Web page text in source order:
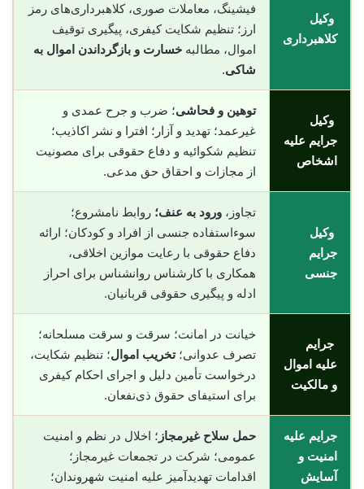
وکیل
کلاهبرداری
فیشینگ، معاملات صوری، کلاهبرداری‌های رمز
ارز؛ تنظیم شکایت کیفری، پیگیری توقیف
اموال، مطالبه خسارت و بازگرداندن اموال به
شاکی.
وکیل
جرایم علیه
اشخاص
توهین و فحاشی؛ ضرب و جرح عمدی و
غیرعمد؛ تهدید و آزار؛ افترا و نشر اکاذیب؛
تنظیم شکوائیه و دفاع حقوقی برای مصونیت
از مجازات و احقاق حق مدعی.
وکیل
جرایم
جنسی
تجاوز، ورود به عنف؛ روابط نامشروع؛
سوءاستفاده جنسی از افراد و کودکان؛ ارائه
دفاع حقوقی با رعایت موازین اخلاقی،
همکاری با کارشناس روانشناس برای احراز
ادله و پیگیری حقوقی قربانیان.
جرایم
علیه اموال
و مالکیت
خیانت در امانت؛ سرقت و سرقت مسلحانه؛
تصرف عدوانی؛تخریب اموال؛ تنظیم شکایت،
درخواست تأمین دلیل و اجرای احکام کیفری
برای استیفای حقوق ذی‌نفعان.
جرایم علیه
امنیت و
آسایش
حمل سلاح غیرمجاز ؛ اخلال در نظم و امنیت
عمومی؛ شرکت در تجمعات غیرمجاز؛
اقدامات تهدیدآمیز علیه امنیت شهروندان؛